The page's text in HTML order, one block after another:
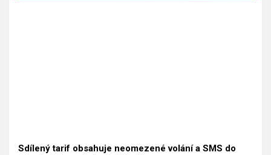
Sdílený tarif obsahuje neomezené volání a SMS do